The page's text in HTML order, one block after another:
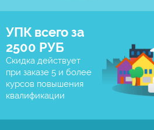
УПК всего за
2500 РУБ
Скидка действует
при заказе 5 и более
курсов повышения
квалификации